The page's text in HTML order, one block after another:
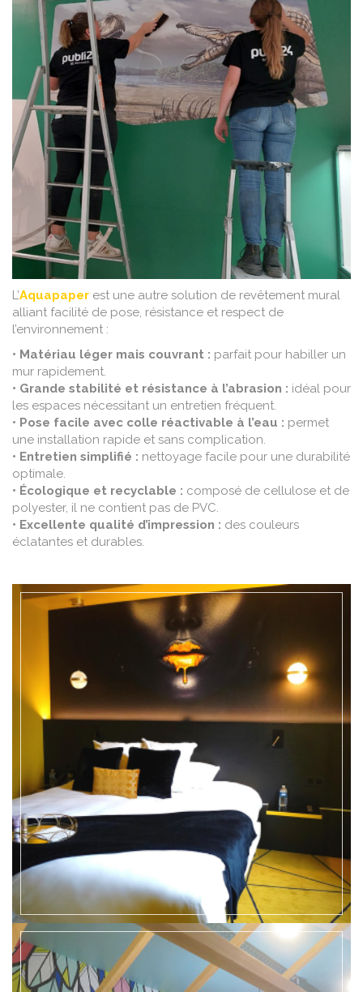
L’Aquapaper est une autre solution de revêtement mural
alliant facilité de pose, résistance et respect de
l’environnement :
• Matériau léger mais couvrant : parfait pour habiller un
mur rapidement.
• Grande stabilité et résistance à l’abrasion : idéal pour
les espaces nécessitant un entretien fréquent.
• Pose facile avec colle réactivable à l’eau : permet
une installation rapide et sans complication.
• Entretien simplifié : nettoyage facile pour une durabilité
optimale.
• Écologique et recyclable : composé de cellulose et de
polyester, il ne contient pas de PVC.
• Excellente qualité d’impression : des couleurs
éclatantes et durables.
EN SAVOIR +